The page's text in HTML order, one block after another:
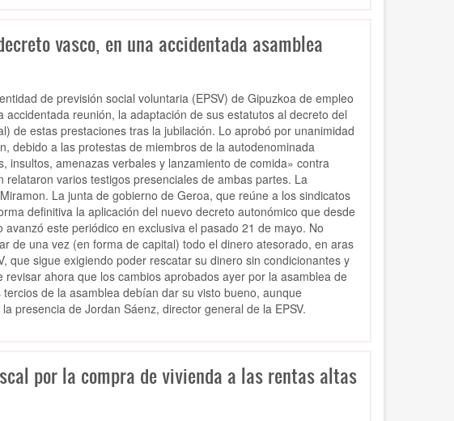
vasco, en una accidentada asamblea
de previsión social voluntaria (EPSV) de Gipuzkoa de empleo
reunión, la adaptación de sus estatutos al decreto del
de estas prestaciones tras la jubilación. Lo aprobó por unanimidad
debido a las protestas de miembros de la autodenominada
insultos, amenazas verbales y lanzamiento de comida» contra
varios testigos presenciales de ambas partes. La
La junta de gobierno de Geroa, que reúne a los sindicatos
definitiva la aplicación del nuevo decreto autonómico que desde
este periódico en exclusiva el pasado 21 de mayo. No
de una vez (en forma de capital) todo el dinero atesorado, en aras
que sigue exigiendo poder rescatar su dinero sin condicionantes y
ahora que los cambios aprobados ayer por la asamblea de
de la asamblea debían dar su visto bueno, aunque
presencia de Jordan Sáenz, director general de la EPSV.
por la compra de vivienda a las rentas altas